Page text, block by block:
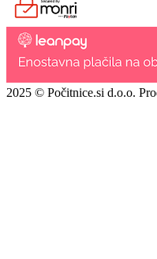
2025 © Počitnice.si d.o.o.